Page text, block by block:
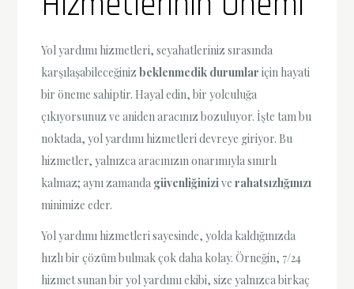
Yol yardımı hizmetleri, seyahatleriniz sırasında
karşılaşabileceğinizbeklenmedik durumlar için hayati
bir öneme sahiptir. Hayal edin, bir yolculuğa
çıkıyorsunuz ve aniden aracınız bozuluyor. İşte tam bu
noktada, yol yardımı hizmetleri devreye giriyor. Bu
hizmetler, yalnızca aracınızın onarımıyla sınırlı
kalmaz; aynı zamanda güvenliğiniziverahatsızlığınızı
minimize eder.
Yol yardımı hizmetleri sayesinde, yolda kaldığınızda
hızlı bir çözüm bulmak çok daha kolay. Örneğin, 7/24
hizmet sunan bir yol yardımı ekibi, size yalnızca birkaç